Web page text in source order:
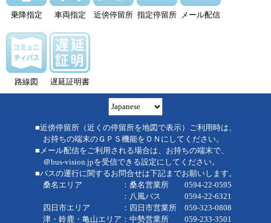
乗降指定 車両指定 近傍停留所 指定停留所 メール配信
路線図 遅延証明書
■近傍停留所（近くの停留所を地図で表示）ご利用時は、
お持ちの端末のＧＰＳ機能をＯＮにしてください。
■メール配信をご利用される場合は、お持ちの端末で、
＠bus-vision.jpを受信できる設定にしてください。
■バスの運行に関するお問合せは下記までお願いします。
桑名エリア ：桑名営業所 0594-22-0595
：八風バス 0594-22-6321
四日市エリア ：四日市営業所 059-323-0808
津・鈴鹿・亀山エリア：中勢営業所 059-233-3501